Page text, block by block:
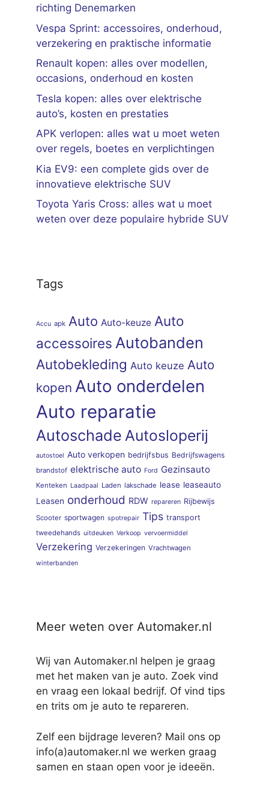
richting Denemarken
Vespa Sprint: accessoires, onderhoud,
verzekering en praktische informatie
Renault kopen: alles over modellen,
occasions, onderhoud en kosten
Tesla kopen: alles over elektrische
auto’s, kosten en prestaties
APK verlopen: alles wat u moet weten
over regels, boetes en verplichtingen
Kia EV9: een complete gids over de
innovatieve elektrische SUV
Toyota Yaris Cross: alles wat u moet
weten over deze populaire hybride SUV
Tags
Accu apk Auto Auto-keuze Auto
accessoires Autobanden
Autobekleding Auto keuze Auto
kopen Auto onderdelen
Auto reparatie
Autoschade Autosloperij
autostoel Auto verkopen bedrijfsbus Bedrijfswagens
brandstof elektrische auto Ford Gezinsauto
Kenteken Laadpaal Laden lakschade lease leaseauto
Leasen onderhoud RDW repareren Rijbewijs
Scooter sportwagen spotrepair Tips transport
tweedehands uitdeuken Verkoop vervoermiddel
Verzekering Verzekeringen Vrachtwagen
winterbanden
Meer weten over Automaker.nl
Wij van Automaker.nl helpen je graag
met het maken van je auto. Zoek vind
en vraag een lokaal bedrijf. Of vind tips
en trits om je auto te repareren.
Zelf een bijdrage leveren? Mail ons op
info(a)automaker.nl we werken graag
samen en staan open voor je ideeën.